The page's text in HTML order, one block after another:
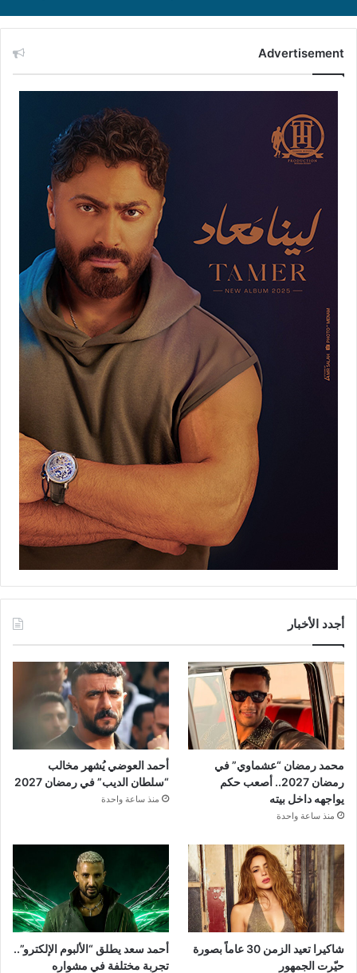
Advertisement
أجدد الأخبار
محمد رمضان “عشماوي” في
رمضان 2027.. أصعب حكم
يواجهه داخل بيته
منذ ساعة واحدة
أحمد العوضي يُشهر مخالب
“سلطان الديب” في رمضان 2027
منذ ساعة واحدة
شاكيرا تعيد الزمن 30 عاماً بصورة
حيّرت الجمهور
أحمد سعد يطلق “الألبوم الإلكترو”..
تجربة مختلفة في مشواره